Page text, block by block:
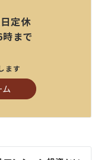
定休
まで
ます